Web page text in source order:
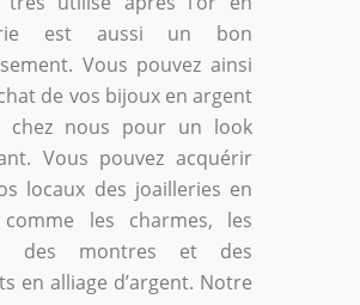
est aussi un bon
Vous pouvez ainsi
de vos bijoux en argent
chez nous pour un look
Vous pouvez acquérir
locaux des joailleries en
les charmes, les
des montres et des
en alliage d’argent. Notre